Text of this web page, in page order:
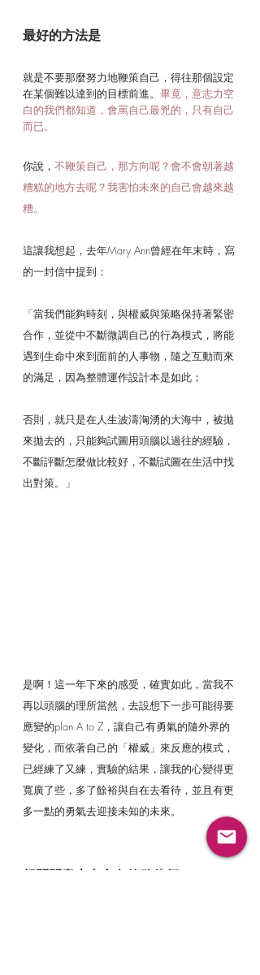
最好的方法是
就是不要那麼努力地鞭策自己，得往那個設定
在某個難以達到的目標前進。 畢竟，意志力空
白的我們都知道，會罵自己最兇的，只有自己
而已。
你說， 不鞭策自己，那方向呢？會不會朝著越
糟糕的地方去呢？我害怕未來的自己會越來越
糟。
這讓我想起，去年Mary Ann曾經在年末時，寫
的一封信中提到：
「當我們能夠時刻，與權威與策略保持著緊密
合作，並從中不斷微調自己的行為模式，將能
遇到生命中來到面前的人事物，隨之互動而來
的滿足，因為整體運作設計本是如此；
否則，就只是在人生波濤洶湧的大海中，被拋
來拋去的，只能夠試圖用頭腦以過往的經驗，
不斷評斷怎麼做比較好，不斷試圖在生活中找
出對策。」
是啊！這一年下來的感受，確實如此，當我不
再以頭腦的理所當然，去設想下一步可能得要
應變的plan A to Z，讓自己有勇氣的隨外界的
變化，而依著自己的「權威」來反應的模式，
已經練了又練，實驗的結果，讓我的心變得更
寬廣了些，多了餘裕與自在去看待，並且有更
多一點的勇氣去迎接未知的未來。
想問問意志力空白的夥伴們